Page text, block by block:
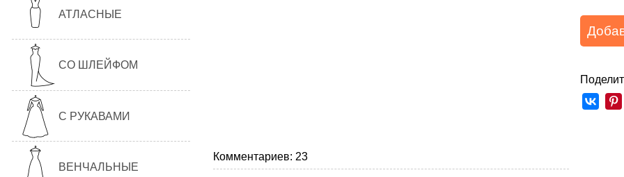
АТЛАСНЫЕ
СО ШЛЕЙФОМ
С РУКАВАМИ
ВЕНЧАЛЬНЫЕ
Комментариев: 23